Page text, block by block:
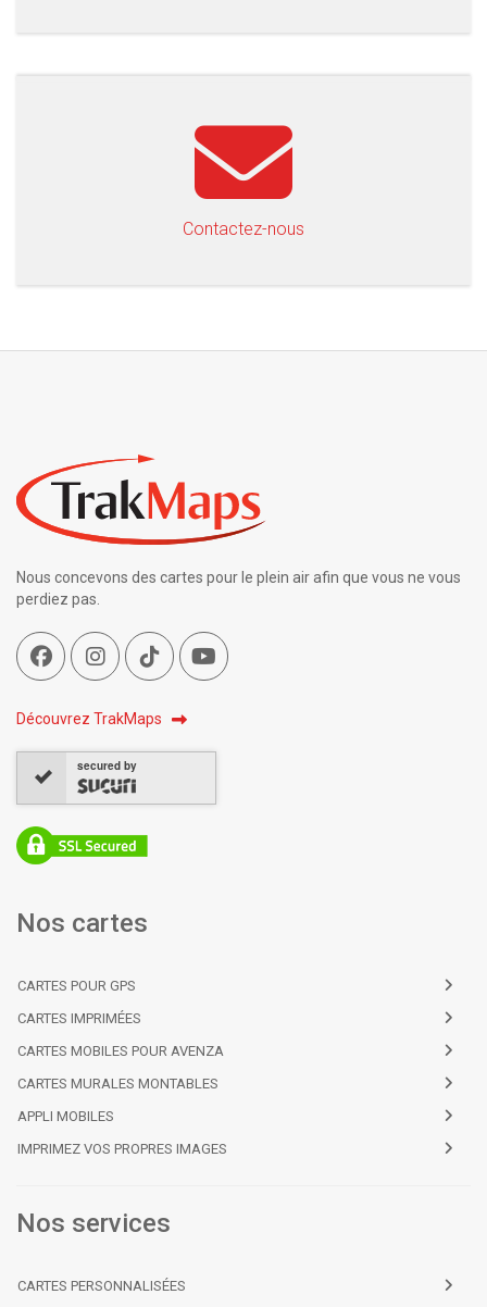
Contactez-nous
Nous concevons des cartes pour le plein air afin que vous ne vous
perdiez pas.
Découvrez TrakMaps
secured by
Nos cartes
CARTES POUR GPS
CARTES IMPRIMÉES
CARTES MOBILES POUR AVENZA
CARTES MURALES MONTABLES
APPLI MOBILES
IMPRIMEZ VOS PROPRES IMAGES
Nos services
CARTES PERSONNALISÉES